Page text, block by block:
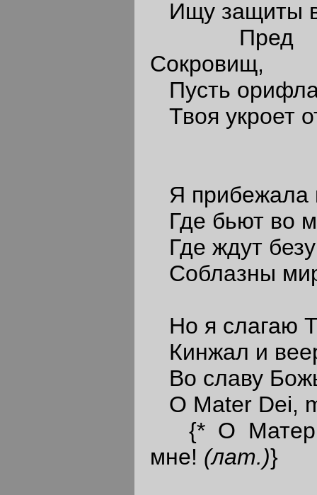
Ищу защиты
Пред
Сокровищ,
Пусть
Твоя укроет
Я прибежала
Где бьют во
Где ждут
Соблазны
Но я слагаю
Кинжал и
Во славу
О Mater Dei,
{* О Матерь
мне! (лат.)}